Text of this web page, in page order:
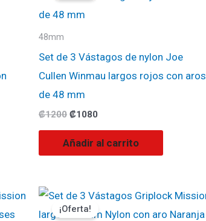
48mm
Set de 3 Vástagos de nylon Joe
Cullen Winmau largos rojos con aros
de 48 mm
₡1200
₡1200.
₡1080
Añadir al carrito
¡Oferta!
El
precio
original
El
precio
actual